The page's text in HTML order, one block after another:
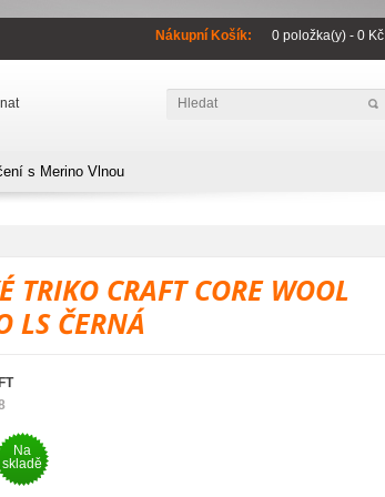
Nákupní Košík: 0 položka(y) - 0 Kč
s Merino Vlnou
TRIKO CRAFT CORE WOOL
LS ČERNÁ
Na
skladě